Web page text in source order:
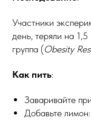
Участники
день, теряли на
группа (Obesity
Как пить:
Заваривайте
Добавьте